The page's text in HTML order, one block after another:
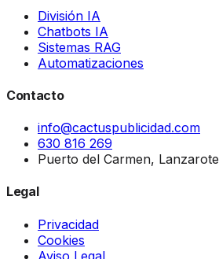
División IA
Chatbots IA
Sistemas RAG
Automatizaciones
Contacto
info@cactuspublicidad.com
630 816 269
Puerto del Carmen, Lanzarote
Legal
Privacidad
Cookies
Aviso Legal